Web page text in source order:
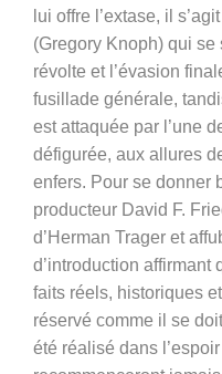
lui offre l’extase, il
(Gregory Knoph) qui se
révolte et l’évasion
fusillade générale,
est attaquée par l’une
défigurée, aux allures
enfers. Pour se donner
producteur David F.
d’Herman Trager et
d’introduction affirmant
faits réels, historiques
réservé comme il se
été réalisé dans